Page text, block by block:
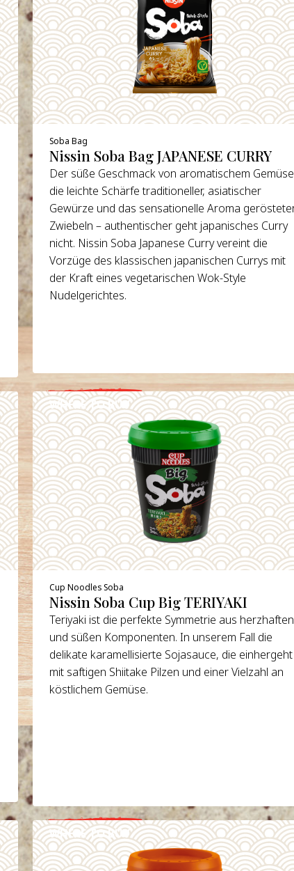
Soba Bag
Nissin Soba Bag JAPANESE CURRY
Der süße Geschmack von aromatischem
die leichte Schärfe traditioneller, asiatischer
Gewürze und das sensationelle Aroma
Zwiebeln – authentischer geht japanisches Curry
nicht. Nissin Soba Japanese Curry vereint die
Vorzüge des klassischen japanischen Currys mit
der Kraft eines vegetarischen Wok-Style
Nudelgerichtes.
WHERE TO BUY
DETAILS
Cup Noodles Soba
Nissin Soba Cup Big TERIYAKI
Teriyaki ist die perfekte Symmetrie aus herzhaften
und süßen Komponenten. In unserem Fall die
delikate karamellisierte Sojasauce, die einhergeht
mit saftigen Shiitake Pilzen und einer Vielzahl an
köstlichem Gemüse.
WHERE TO BUY
DETAILS